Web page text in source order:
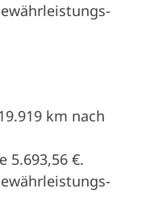
km nach
5.693,56 €.